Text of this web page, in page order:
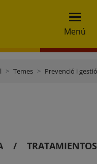
Menú
Temes Prevenció i
/ TRATAMIENTOS